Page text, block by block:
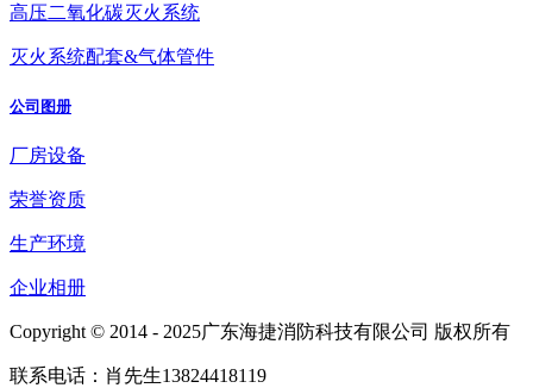
高压二氧化碳灭火系统
灭火系统配套&气体管件
公司图册
厂房设备
荣誉资质
生产环境
企业相册
Copyright © 2014 - 2025广东海捷消防科技有限公司 版权所有
联系电话：肖先生13824418119